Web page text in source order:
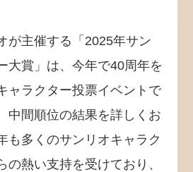
が主催する「2025年サン
大賞」は、今年で40周年を
ャラクター投票イベントで
中間順位の結果を詳しくお
も多くのサンリオキャラク
の熱い支持を受けており、